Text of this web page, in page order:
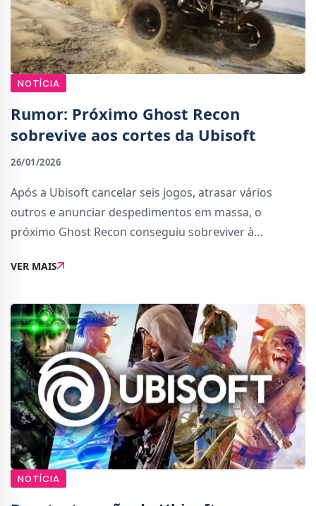
NOTÍCIA
Rumor: Próximo Ghost Recon
sobrevive aos cortes da Ubisoft
26/01/2026
Após a Ubisoft cancelar seis jogos, atrasar vários
outros e anunciar despedimentos em massa, o
próximo Ghost Recon conseguiu sobreviver à
confiável.O título, conhecido pelo codinome Project
VER MAIS
NOTÍCIA